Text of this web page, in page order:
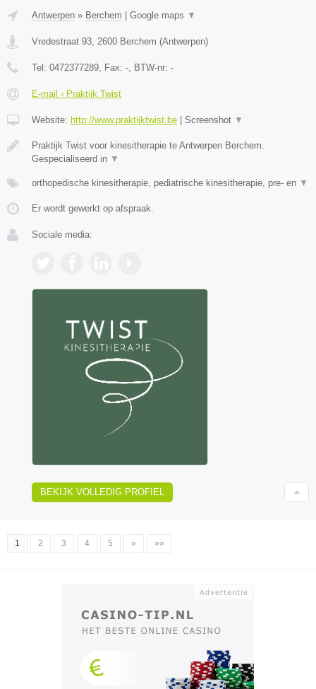
Antwerpen » Berchem | Google maps ▼
Vredestraat 93 2600 Berchem (Antwerpen)
Tel: 0472377289 , Fax: - , BTW-nr: -
E-mail › Praktijk Twist
Website: http://www.praktijktwist.be | Screenshot ▼
Praktijk Twist voor kinesitherapie te Antwerpen Berchem.
Gespecialiseerd in ▼
orthopedische kinesitherapie, pediatrische kinesitherapie, pre- en ▼
Er wordt gewerkt op afspraak.
Sociale media:
BEKIJK VOLLEDIG PROFIEL
1 2 3 4 5 » »»